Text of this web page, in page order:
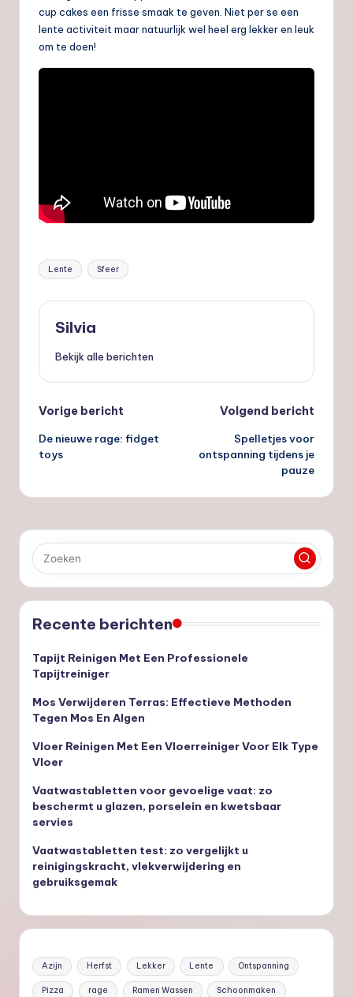
cup cakes een frisse smaak te geven. Niet per se een
lente activiteit maar natuurlijk wel heel erg lekker en leuk
om te doen!
Tags:
Lente Sfeer
Silvia
Bekijk alle berichten
Bericht
navigatie
Vorige bericht
De nieuwe rage: fidget
toys
Volgend bericht
Spelletjes voor
ontspanning tijdens je
pauze
Recente berichten
Tapijt Reinigen Met Een Professionele
Tapijtreiniger
Mos Verwijderen Terras: Effectieve Methoden
Tegen Mos En Algen
Vloer Reinigen Met Een Vloerreiniger Voor Elk Type
Vloer
Vaatwastabletten voor gevoelige vaat: zo
beschermt u glazen, porselein en kwetsbaar
servies
Vaatwastabletten test: zo vergelijkt u
reinigingskracht, vlekverwijdering en
gebruiksgemak
Azijn Herfst Lekker Lente Ontspanning
Pizza rage Ramen Wassen Schoonmaken